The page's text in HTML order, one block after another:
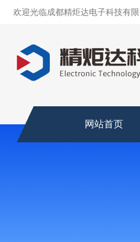
欢迎光临成都精炬达电子科技有限
网站首页